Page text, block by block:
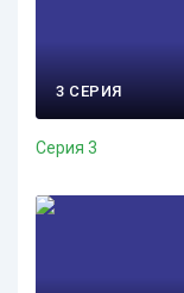
3 СЕРИЯ
Серия 3